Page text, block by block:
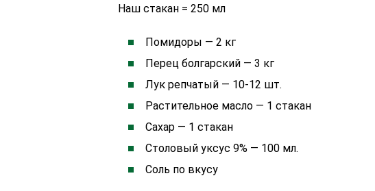
Наш стакан = 250 мл
Помидоры — 2 кг
Перец болгарский — 3 кг
Лук репчатый — 10-12 шт.
Растительное масло — 1 стакан
Сахар — 1 стакан
Столовый уксус 9% — 100 мл.
Соль по вкусу